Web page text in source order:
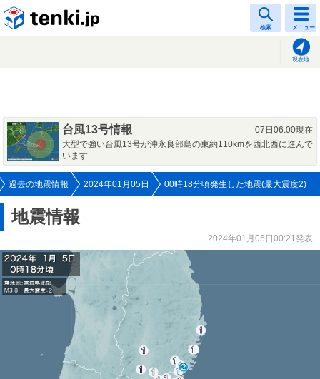
検索 メニュー
現在地
台風13号情報
07日06:00現在
大型で強い台風13号が沖永良部島の東約110kmを西北西に進んで
います
過去の地震情報 2024年01月05日 00時18分頃発生した地震(最大震度2)
地震情報
2024年01月05日00:21発表